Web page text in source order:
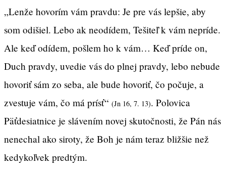
„Lenže hovorím vám pravdu: Je pre vás lepšie, aby
som odišiel. Lebo ak neodídem, Tešiteľ k vám nepríde.
Ale keď odídem, pošlem ho k vám… Keď príde on,
Duch pravdy, uvedie vás do plnej pravdy, lebo nebude
hovoriť sám zo seba, ale bude hovoriť, čo počuje, a
zvestuje vám, čo má prísť“ (Jn 16, 7. 13). Polovica
Päťdesiatnice je slávením novej skutočnosti, že Pán nás
nenechal ako siroty, že Boh je nám teraz bližšie než
kedykoľvek predtým.